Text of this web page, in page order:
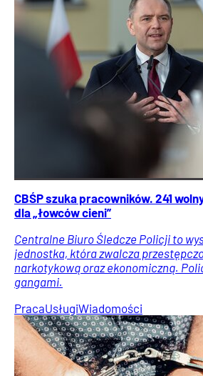
CBŚP szuka pracowników. 241
dla „łowców cieni”
Centralne Biuro Śledcze Policji to
jednostka, która zwalcza
narkotykową oraz ekonomiczną.
gangami.
PracaUsługiWiadomości